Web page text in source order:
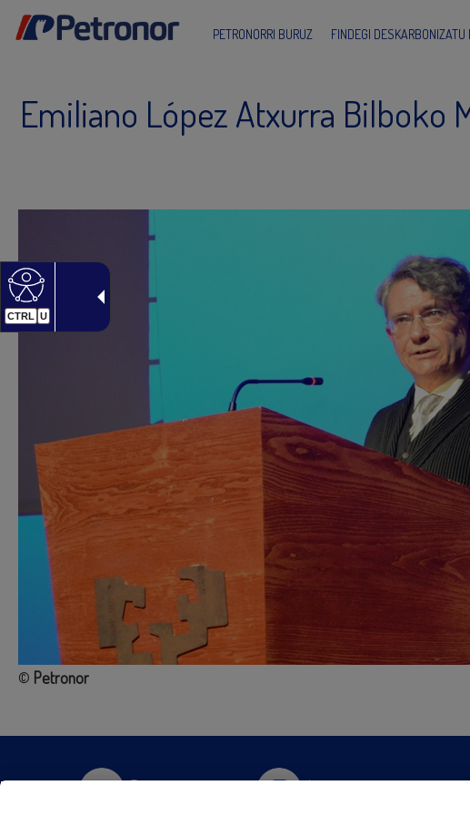
CTRL U
PETRONORRI BURUZ FINDEGI DESKARBONIZATU
Emiliano López Atxurra Bilboko
© Petronor
Twitter Instagram